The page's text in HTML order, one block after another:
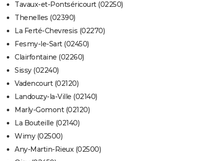
Tavaux-et-Pontséricourt (02250)
Thenelles (02390)
La Ferté-Chevresis (02270)
Fesmy-le-Sart (02450)
Clairfontaine (02260)
Sissy (02240)
Vadencourt (02120)
Landouzy-la-Ville (02140)
Marly-Gomont (02120)
La Bouteille (02140)
Wimy (02500)
Any-Martin-Rieux (02500)